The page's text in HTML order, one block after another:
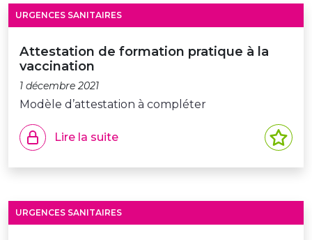
URGENCES SANITAIRES
Attestation de formation pratique à la
vaccination
1 décembre 2021
Modèle d’attestation à compléter
Lire la suite
URGENCES SANITAIRES